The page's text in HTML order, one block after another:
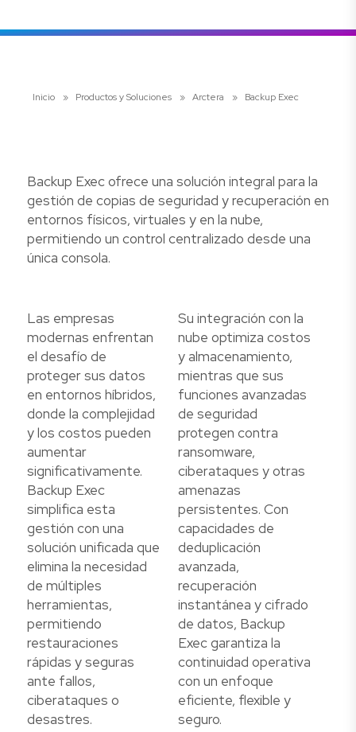
Inicio » Productos y Soluciones » Arctera » Backup Exec
Backup Exec ofrece una solución integral para la
gestión de copias de seguridad y recuperación en
entornos físicos, virtuales y en la nube,
permitiendo un control centralizado desde una
única consola.
Las empresas
modernas enfrentan
el desafío de
proteger sus datos
en entornos híbridos,
donde la complejidad
y los costos pueden
aumentar
significativamente.
Backup Exec
simplifica esta
gestión con una
solución unificada que
elimina la necesidad
de múltiples
herramientas,
permitiendo
restauraciones
rápidas y seguras
ante fallos,
ciberataques o
desastres.
Su integración con la
nube optimiza costos
y almacenamiento,
mientras que sus
funciones avanzadas
de seguridad
protegen contra
ransomware,
ciberataques y otras
amenazas
persistentes. Con
capacidades de
deduplicación
avanzada,
recuperación
instantánea y cifrado
de datos, Backup
Exec garantiza la
continuidad operativa
con un enfoque
eficiente, flexible y
seguro.